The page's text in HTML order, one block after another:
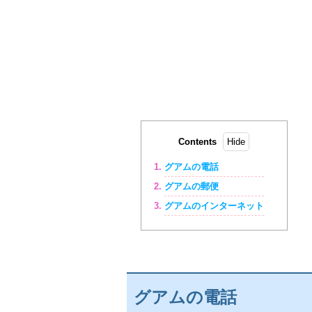
Contents
グアムの電話
グアムの郵便
グアムのインターネット
グアムの電話